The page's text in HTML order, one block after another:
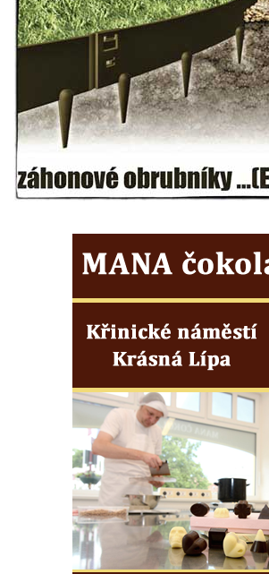
nad Ploučnicí
Pamětní deska Samuela Fullera na zámku
v Sokolově
Kenotaf Ericha Ullmanna na hřbitově
Šumburk nad Desnou v Tanvaldu
Hrob Pavla Patušnika na hřbitově Šumburk
nad Desnou v Tanvaldu
Hrob sovětských dětí na hřbitově Šumburk
Tanvaldu
Kenotaf Josefa Staritze na hřbitově ve
Starých Křečanech
Hrob Antona Reintsche na hřbitově ve
Hrob rodiny Klingerových na hřbitově ve
Starých Křečanech
Pomník obětem 1. světové války v
Tyršových sadech v Jablonci nad Nisou
Pamětní desky obětem 1. světové války na
kapli svaté Alžběty Durynské v Dolních
Křečanech